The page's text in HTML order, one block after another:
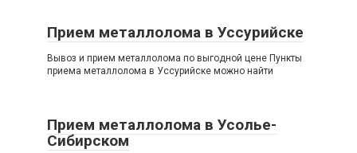
Прием металлолома в Уссурийске
Вывоз и прием металлолома по выгодной цене Пункты
приема металлолома в Уссурийске можно найти
Прием металлолома в Усолье-
Сибирском